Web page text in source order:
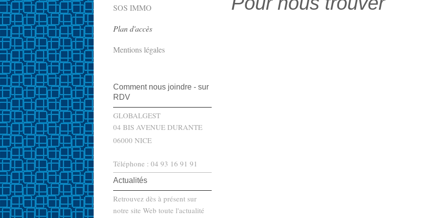
SOS IMMO
Plan d'accès
Mentions légales
Comment nous joindre - sur
RDV
GLOBALGEST
04 BIS AVENUE DURANTE
06000 NICE
Téléphone : 04 93 16 91 91
Actualités
Retrouvez dès à présent sur
notre site Web toute l'actualité